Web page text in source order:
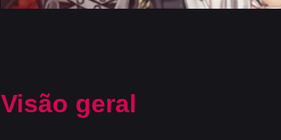
Visão geral